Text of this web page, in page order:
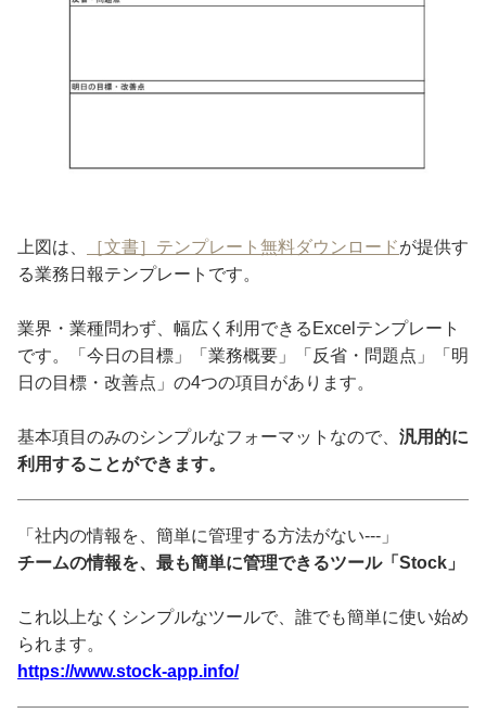
上図は、 ［文書］テンプレート無料ダウンロードが提供す
る業務日報テンプレートです。
業界・業種問わず、幅広く利用できるExcelテンプレート
です。「今日の目標」「業務概要」「反省・問題点」「明
日の目標・改善点」の4つの項目があります。
基本項目のみのシンプルなフォーマットなので、 汎用的に
利用することができます。
「社内の情報を、簡単に管理する方法がない---」
チームの情報を、最も簡単に管理できるツール「Stock」
これ以上なくシンプルなツールで、誰でも簡単に使い始め
られます。
https://www.stock-app.info/